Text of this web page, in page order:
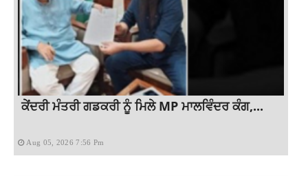
ਕੇਂਦਰੀ ਮੰਤਰੀ ਗਡਕਰੀ ਨੂੰ ਮਿਲੇ MP ਮਾਲਵਿੰਦਰ ਕੰਗ,...
Aug 05, 2026 7:56 Pm